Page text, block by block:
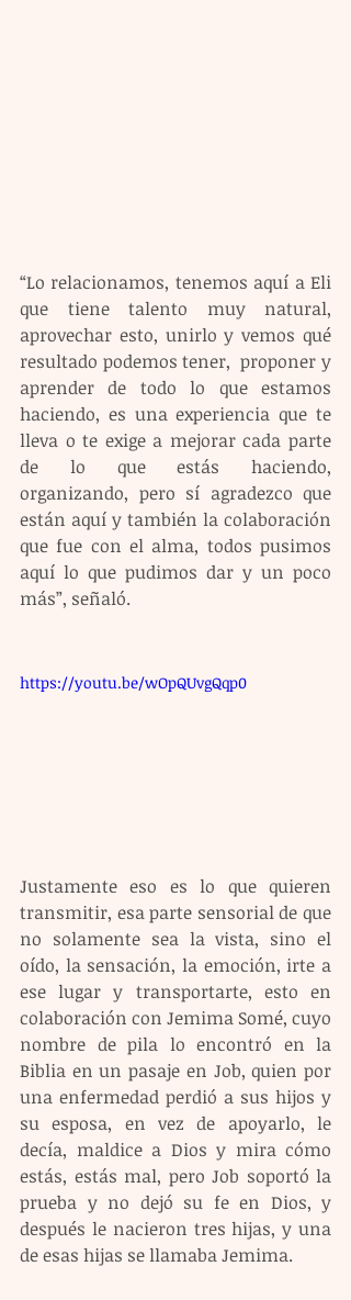
“Lo relacionamos, tenemos aquí a Eli
que tiene talento muy natural,
aprovechar esto, unirlo y vemos qué
resultado podemos tener,  proponer y
aprender de todo lo que estamos
haciendo, es una experiencia que te
lleva o te exige a mejorar cada parte
de lo que estás haciendo,
organizando, pero sí agradezco que
están aquí y también la colaboración
que fue con el alma, todos pusimos
aquí lo que pudimos dar y un poco
más”, señaló.
https://youtu.be/wOpQUvgQqp0
Justamente eso es lo que quieren
transmitir, esa parte sensorial de que
no solamente sea la vista, sino el
oído, la sensación, la emoción, irte a
ese lugar y transportarte, esto en
colaboración con Jemima Somé, cuyo
nombre de pila lo encontró en la
Biblia en un pasaje en Job, quien por
una enfermedad perdió a sus hijos y
su esposa, en vez de apoyarlo, le
decía, maldice a Dios y mira cómo
estás, estás mal, pero Job soportó la
prueba y no dejó su fe en Dios, y
después le nacieron tres hijas, y una
de esas hijas se llamaba Jemima.